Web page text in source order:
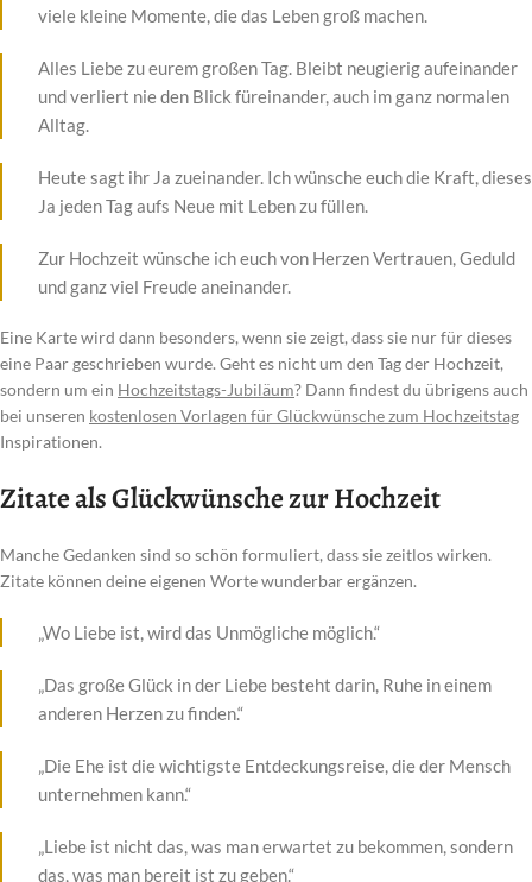
viele kleine Momente, die das Leben groß machen.
Alles Liebe zu eurem großen Tag. Bleibt neugierig aufeinander
und verliert nie den Blick füreinander, auch im ganz normalen
Alltag.
Heute sagt ihr Ja zueinander. Ich wünsche euch die Kraft, dieses
Ja jeden Tag aufs Neue mit Leben zu füllen.
Zur Hochzeit wünsche ich euch von Herzen Vertrauen, Geduld
und ganz viel Freude aneinander.
Eine Karte wird dann besonders, wenn sie zeigt, dass sie nur für dieses
eine Paar geschrieben wurde. Geht es nicht um den Tag der Hochzeit,
sondern um ein Hochzeitstags-Jubiläum? Dann findest du übrigens auch
bei unseren kostenlosen Vorlagen für Glückwünsche zum Hochzeitstag
Inspirationen.
Zitate als Glückwünsche zur Hochzeit
Manche Gedanken sind so schön formuliert, dass sie zeitlos wirken.
Zitate können deine eigenen Worte wunderbar ergänzen.
„Wo Liebe ist, wird das Unmögliche möglich.“
„Das große Glück in der Liebe besteht darin, Ruhe in einem
anderen Herzen zu finden.“
„Die Ehe ist die wichtigste Entdeckungsreise, die der Mensch
unternehmen kann.“
„Liebe ist nicht das, was man erwartet zu bekommen, sondern
das, was man bereit ist zu geben.“